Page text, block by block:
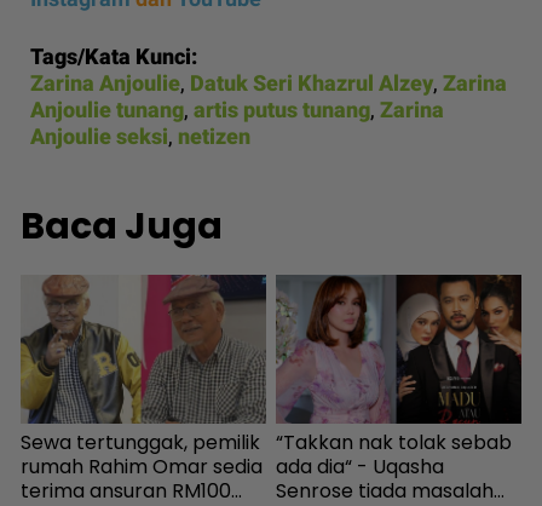
Tags/Kata Kunci:
Zarina Anjoulie, Datuk Seri Khazrul Alzey, Zarina
Anjoulie tunang, artis putus tunang, Zarina
Anjoulie seksi, netizen
Baca Juga
Sewa tertunggak, pemilik
rumah Rahim Omar sedia
terima ansuran RM100
“Takkan nak tolak sebab
ada dia“ - Uqasha
Senrose tiada masalah